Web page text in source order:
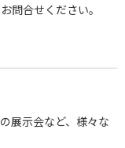
問合せください。
展⽰会など、様々な